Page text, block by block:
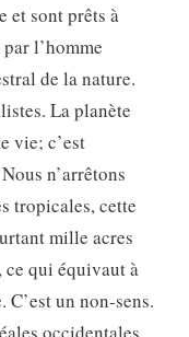
et sont prêts à
l’homme
de la nature.
La planète
vie; c’est
n’arrêtons
tropicales, cette
mille acres
ce qui équivaut à
un non-sens.
occidentales